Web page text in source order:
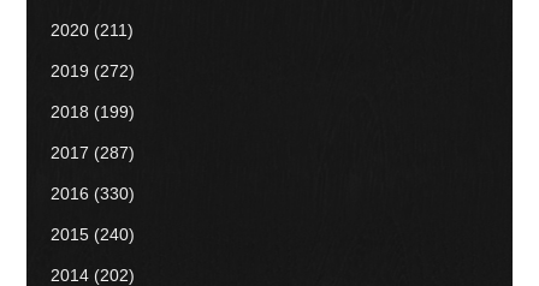
2020 (211)
2019 (272)
2018 (199)
2017 (287)
2016 (330)
2015 (240)
2014 (202)